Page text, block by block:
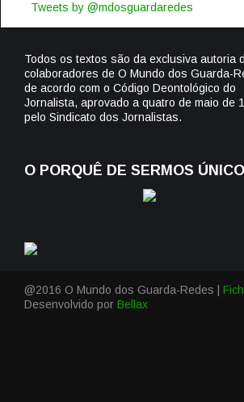
Tweets by @mdosguardaredes
Todos os textos são da exclusiva autoria
colaboradores de O Mundo dos Guarda-
de acordo com o Código Deontológico do
Jornalista, aprovado a quatro de maio de
pelo Sindicato dos Jornalistas.
O PORQUÊ DE SERMOS
@2016 O Mundo dos Guarda-Redes |
Desenvolvido por Bellax